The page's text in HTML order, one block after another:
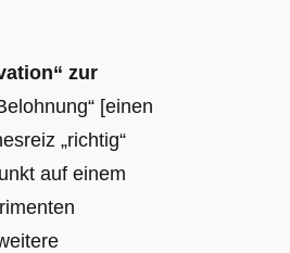
zur
[einen
„richtig“
auf einem